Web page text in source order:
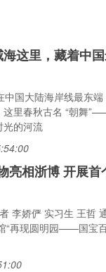
这里，藏着中
国大陆海岸线最东端
这里春秋古名 “朝舞
光的河流
亮相浙博 开展
李娇俨 实习生 王哲
“再现圆明园——国宝